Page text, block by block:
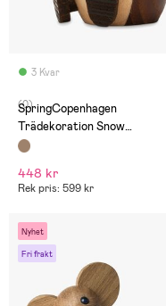
3 Kvar
(0)
SpringCopenhagen
Trädekoration Snow
Pingvinunge 7 cm
448 kr
Rek pris: 599 kr
Nyhet
Fri frakt